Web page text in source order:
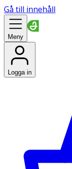
Gå till innehåll
Meny
Logga in